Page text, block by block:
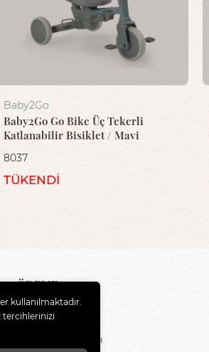
Baby2Go
Baby2Go Go Bike Üç Tekerli
Katlanabilir Bisiklet / Mavi
8037
TÜKENDİ
ÖDEME
Gizlilik Politikası
Kullanım Koşulları
kullanılmaktadır.
tercihlerinizi